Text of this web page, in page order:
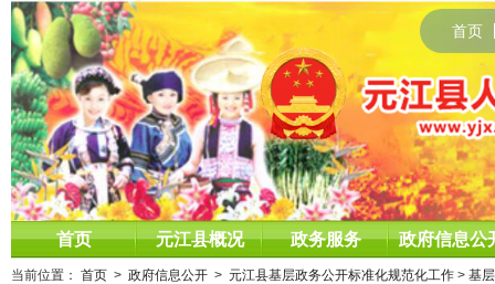
首页
首页 元江县概况 政务服务 政府信息公
当前位置： 首页 > 政府信息公开 > 元江县基层政务公开标准化规范化工作 > 基